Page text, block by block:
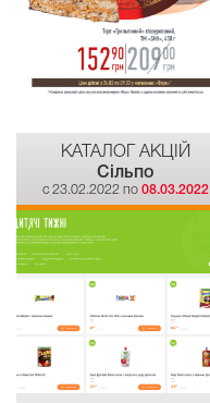
КАТАЛОГ АКЦІЙ
Сiльпо
c 23.02.2022 по 08.03.2022